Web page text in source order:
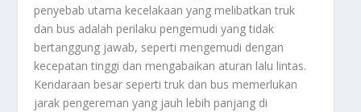
penyebab utama kecelakaan yang melibatkan truk
dan bus adalah perilaku pengemudi yang tidak
bertanggung jawab, seperti mengemudi dengan
kecepatan tinggi dan mengabaikan aturan lalu lintas.
Kendaraan besar seperti truk dan bus memerlukan
jarak pengereman yang jauh lebih panjang di